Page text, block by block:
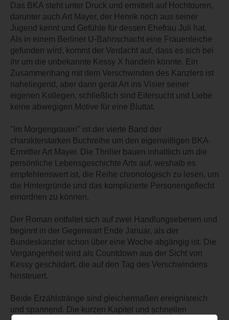
Das BKA steht unter Druck und ermittelt auf Hochtouren,
darunter auch Art Mayer, der Henrik noch aus seiner
Jugend kennt und Gefühle für dessen Ehefrau Juli hat.
Als in einem Berliner U-Bahnschacht eine Frauenleiche
gefunden wird, kommt der Verdacht auf, dass es sich bei
ihr um die unbekannte Kessy X handeln könnte. Ein
Zusammenhang mit dem Verschwinden des Kanzlers ist
naheliegend, aber dann gerät Art ins Visier seiner
eigenen Kollegen, schließlich sind Eifersucht und Liebe
keine abwegigen Motive für eine Bluttat.
"Im Morgengrauen" ist der vierte Band der
charakterstarken Buchreihe um den eigenwilligen BKA-
Ermittler Art Mayer. Die Thriller bauen inhaltlich um die
persönliche Lebensgeschichte Arts auf, weshalb es
empfehlenswert ist, die Reihe chronologisch zu lesen, um
die Hintergründe und das komplizierte Personengeflecht
einordnen zu können.
Der Roman entfaltet sich auf zwei Handlungsebenen und
beginnt in der Gegenwart Ende Januar, als der
Bundeskanzler schon über eine Woche abgängig ist. Die
Vergangenheit wird als Countdown aus der Sicht von
Kessy geschildert, die auf den Tag des Verschwindens
hinsteuert.
Beide Erzählstränge sind gleichermaßen ereignisreich
und spannend. Die kurzen Kapitel und schnellen